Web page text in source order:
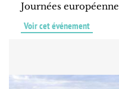
Journées
Voir cet événement